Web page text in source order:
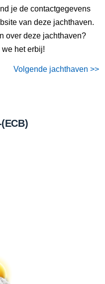
je de contactgegevens
van deze jachthaven.
over deze jachthaven?
we het erbij!
Volgende jachthaven >>